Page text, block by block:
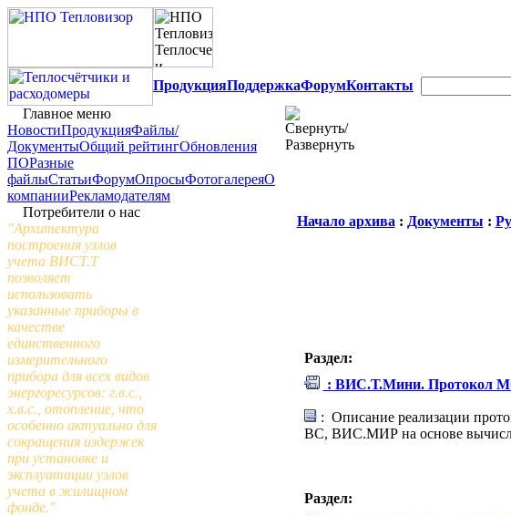
ПродукцияПоддержкаФорумКонтакты
Главное меню
НовостиПродукцияФайлы/
ДокументыОбщий рейтингОбновления
ПОРазные
файлыСтатьиФорумОпросыФотогалереяО
компанииРекламодателям
Потребители о нас
"Архитектура
построения узлов
учета ВИСТ.Т
позволяет
использовать
указанные приборы в
качестве
единственного
измерительного
прибора для всех видов
энергоресурсов: г.в.с.,
х.в.с., отопление, что
особенно актуально для
сокращения издержек
при установке и
эксплуатации узлов
учета в жилищном
фонде."
Начало архива : Документы :
Раздел:
: ВИС.Т.Мини. Протокол
: Описание реализации
ВС, ВИС.МИР на основе
Раздел: